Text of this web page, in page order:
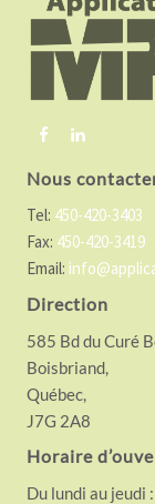
Nous
Tel: 450-420-3403
Fax: 450-420-3419
Email:
Direction
585 Bd du Curé
Boisbriand,
Québec,
J7G 2A8
Horaire
Du lundi au jeudi